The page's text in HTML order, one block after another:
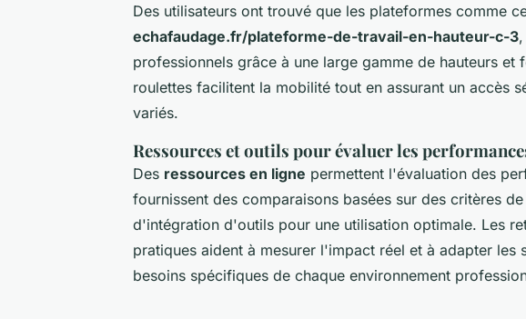
Des utilisateurs ont trouvé que les plateformes comme
echafaudage.fr/plateforme-de-travail-en-hauteur-c-3
professionnels grâce à une large gamme de hauteurs et
roulettes facilitent la mobilité tout en assurant un accès
variés.
Ressources et outils pour évaluer les
Des ressources en ligne permettent l'évaluation des
fournissent des comparaisons basées sur des critères
d'intégration d'outils pour une utilisation optimale. Les
pratiques aident à mesurer l'impact réel et à adapter les
besoins spécifiques de chaque environnement